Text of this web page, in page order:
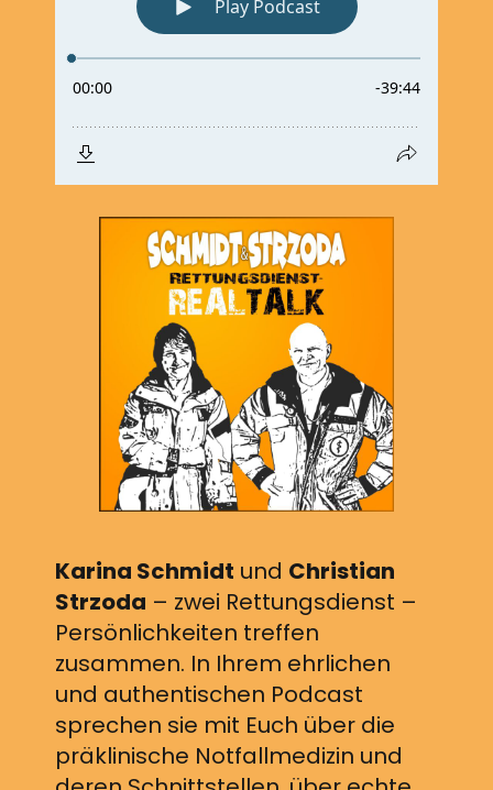
Karina Schmidt und Christian
Strzoda – zwei Rettungsdienst –
Persönlichkeiten treffen
zusammen. In Ihrem ehrlichen
und authentischen Podcast
sprechen sie mit Euch über die
präklinische Notfallmedizin und